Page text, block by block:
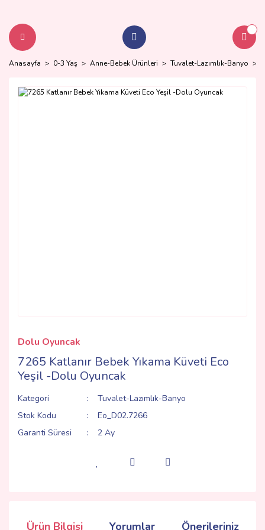
Anasayfa 0-3 Yaş Anne-Bebek Ürünleri Tuvalet-Lazımlık-Banyo
Dolu Oyuncak
7265 Katlanır Bebek Yıkama Küveti Eco
Yeşil -Dolu Oyuncak
Kategori
Tuvalet-Lazımlık-Banyo
Stok Kodu
Eo_D02.7266
Garanti Süresi
2 Ay
Ürün Bilgisi Yorumlar Önerileriniz